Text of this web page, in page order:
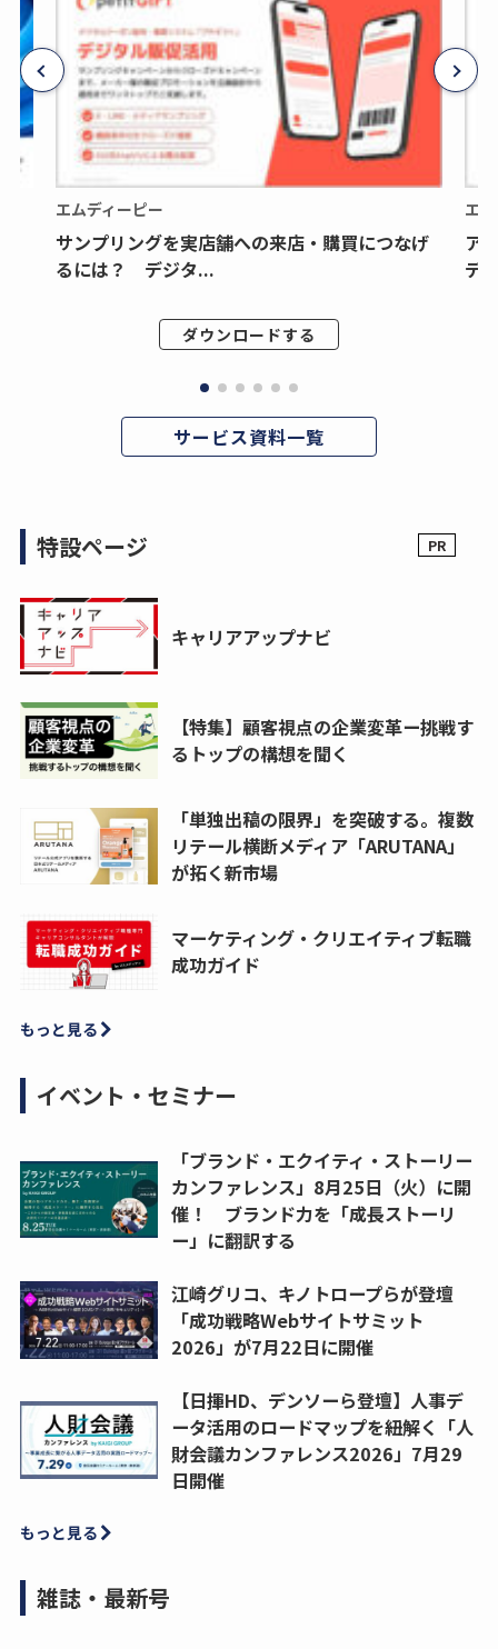
エムディーピー
サンプリングを実店舗への来店・購買につなげ
るには？ デジタ...
ダウンロードする
エ
ア
デ
サービス資料一覧
特設ページ
キャリアアップナビ
【特集】顧客視点の企業変革ー挑戦す
るトップの構想を聞く
「単独出稿の限界」を突破する。複数
リテール横断メディア「ARUTANA」
が拓く新市場
マーケティング・クリエイティブ転職
成功ガイド
もっと見る
イベント・セミナー
「ブランド・エクイティ・ストーリー
カンファレンス」8月25日（火）に開
催！ ブランド力を「成長ストーリ
ー」に翻訳する
江崎グリコ、キノトロープらが登壇
「成功戦略Webサイトサミット
2026」が7月22日に開催
【日揮HD、デンソーら登壇】人事デ
ータ活用のロードマップを紐解く「人
財会議カンファレンス2026」7月29
日開催
もっと見る
雑誌・最新号